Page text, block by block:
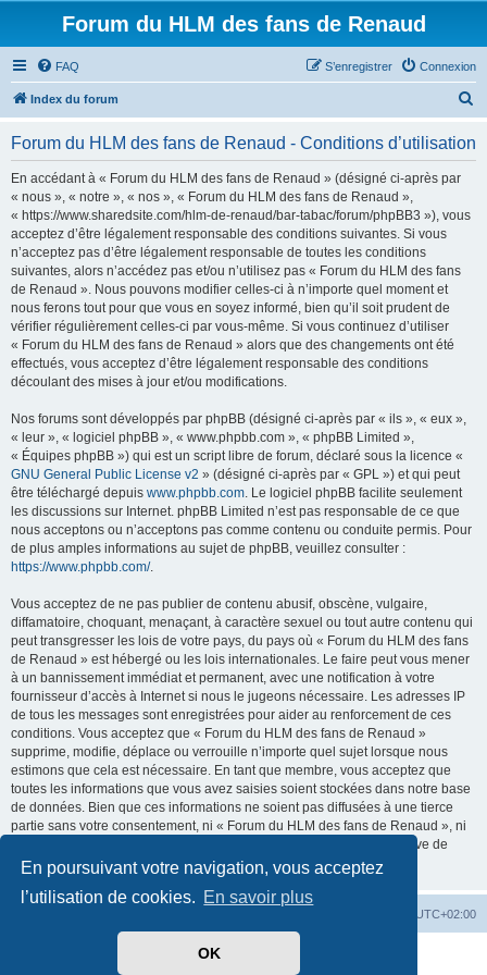
En poursuivant votre navigation, vous acceptez
l’utilisation de cookies. En savoir plus
OK
Forum du HLM des fans de Renaud
FAQ Connexion
S’enregistrer
Index du forum
Forum du HLM des fans de Renaud - Conditions d’utilisation
En accédant à « Forum du HLM des fans de Renaud » (désigné ci-après par
« nous », « notre », « nos », « Forum du HLM des fans de Renaud »,
« https://www.sharedsite.com/hlm-de-renaud/bar-tabac/forum/phpBB3 »), vous
acceptez d’être légalement responsable des conditions suivantes. Si vous
n’acceptez pas d’être légalement responsable de toutes les conditions
suivantes, alors n’accédez pas et/ou n’utilisez pas « Forum du HLM des fans
de Renaud ». Nous pouvons modifier celles-ci à n’importe quel moment et
nous ferons tout pour que vous en soyez informé, bien qu’il soit prudent de
vérifier régulièrement celles-ci par vous-même. Si vous continuez d’utiliser
« Forum du HLM des fans de Renaud » alors que des changements ont été
effectués, vous acceptez d’être légalement responsable des conditions
découlant des mises à jour et/ou modifications.
Nos forums sont développés par phpBB (désigné ci-après par « ils », « eux »,
« leur », « logiciel phpBB », « www.phpbb.com », « phpBB Limited »,
« Équipes phpBB ») qui est un script libre de forum, déclaré sous la licence «
GNU General Public License v2 » (désigné ci-après par « GPL ») et qui peut
être téléchargé depuis www.phpbb.com. Le logiciel phpBB facilite seulement
les discussions sur Internet. phpBB Limited n’est pas responsable de ce que
nous acceptons ou n’acceptons pas comme contenu ou conduite permis. Pour
de plus amples informations au sujet de phpBB, veuillez consulter :
https://www.phpbb.com/.
Vous acceptez de ne pas publier de contenu abusif, obscène, vulgaire,
diffamatoire, choquant, menaçant, à caractère sexuel ou tout autre contenu qui
peut transgresser les lois de votre pays, du pays où « Forum du HLM des fans
de Renaud » est hébergé ou les lois internationales. Le faire peut vous mener
à un bannissement immédiat et permanent, avec une notification à votre
fournisseur d’accès à Internet si nous le jugeons nécessaire. Les adresses IP
de tous les messages sont enregistrées pour aider au renforcement de ces
conditions. Vous acceptez que « Forum du HLM des fans de Renaud »
supprime, modifie, déplace ou verrouille n’importe quel sujet lorsque nous
estimons que cela est nécessaire. En tant que membre, vous acceptez que
toutes les informations que vous avez saisies soient stockées dans notre base
de données. Bien que ces informations ne soient pas diffusées à une tierce
partie sans votre consentement, ni « Forum du HLM des fans de Renaud », ni
phpBB ne pourront être tenus comme responsables en cas de tentative de
piratage visant à compromettre les données.
UTC+02:00
phpBB ® Forum Software © phpBB Limited
phpBB-fr.com